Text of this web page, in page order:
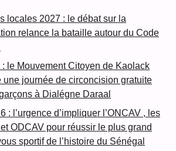
locales 2027 : le débat sur la
relance la bataille autour du Code
: le Mouvement Citoyen de Kaolack
une journée de circoncision gratuite
à Dialégne Daraal
: l’urgence d’impliquer l’ONCAV , les
ODCAV pour réussir le plus grand
sportif de l’histoire du Sénégal